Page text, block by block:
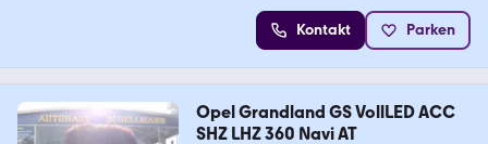
Kontakt Parken
Opel Grandland GS VollLED ACC
SHZ LHZ 360 Navi AT